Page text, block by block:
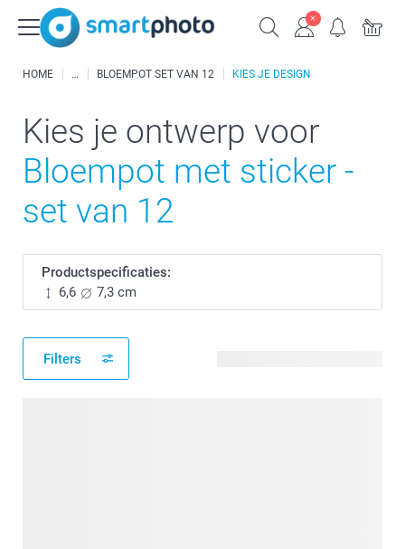
HOME BLOEMPOT SET VAN 12 KIES JE DESIGN
Kies je ontwerp voor
Bloempot met sticker -
set van 12
Productspecificaties:
6,6
7,3 cm
Filters